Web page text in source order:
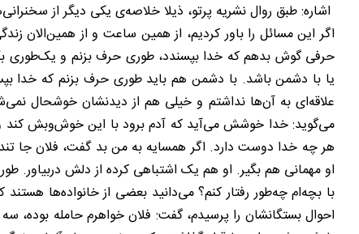
اشاره: طبق روال نشریه پرتو، ذیلا خلاصه‌‌ی یکی دیگر از
اگر این مسائل را باور کردیم، از همین ساعت و از
حرفی گوش بدهم که خدا بپسندد، طوری حرف بزنم و یک‌طوری
یا با دشمن باشد. با دشمن هم باید طوری حرف بزنم که خدا
علاقه‌ای به آن‌ها نداشتم و خیلی هم از دیدنشان خوشحال
می‌گوید: خدا خوشش می‌آید که آدم برود با این خوش‌وبش کند
هر چه خدا دوست دارد. اگر همسایه به من بد گفت، فلان جا
او مهمانی هم بگیر. او هم یک اشتباهی کرده از دلش دربیاور.
با بچه‌ام چه‌طور رفتار کنم؟ می‌دانید بعضی از خانواده‌ها
احوال بستگانشان را پرسیدم، گفت: فلان خواهرم حامله بوده،